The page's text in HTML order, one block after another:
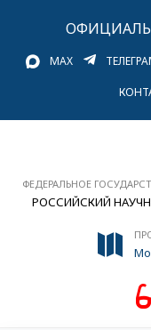
MAX
ФЕДЕРАЛЬНОЕ
РОССИЙСКИЙ